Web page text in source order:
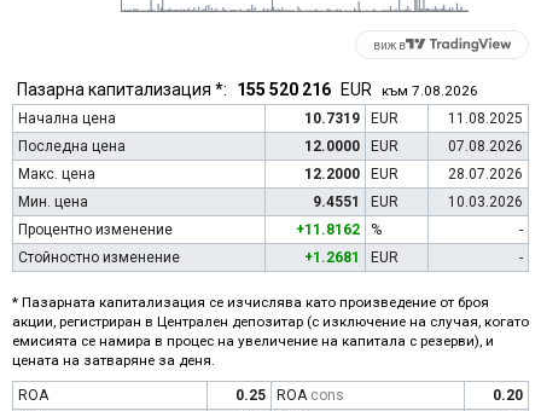
виж в
Пазарна капитализация *: 155 520 216 EUR към 7.08.2026
Начална цена
10.7319 EUR
11.08.2025
Последна цена
12.0000 EUR
07.08.2026
Макс. цена
12.2000 EUR
28.07.2026
Мин. цена
9.4551 EUR
10.03.2026
Процентно изменение
+11.8162 %
-
Стойностно изменение
+1.2681 EUR -
* Пазарната капитализация се изчислява като произведение от броя
акции, регистриран в Централен депозитар (с изключение на случая, когато
емисията се намира в процес на увеличение на капитала с резерви), и
цената на затваряне за деня.
ROA 0.25 ROA cons
0.20